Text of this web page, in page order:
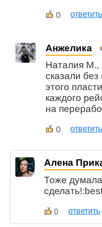
0 ответить
Анжелика
Наталия М.,
сказали
этого
каждого
на
0 ответить
Алена
Тоже
0 ответить